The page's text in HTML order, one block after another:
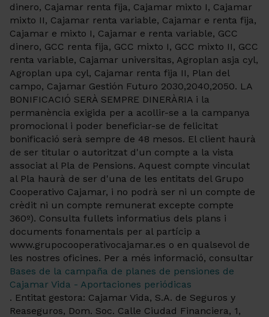
dinero, Cajamar renta fija, Cajamar mixto I, Cajamar
mixto II, Cajamar renta variable, Cajamar e renta fija,
Cajamar e mixto I, Cajamar e renta variable, GCC
dinero, GCC renta fija, GCC mixto I, GCC mixto II, GCC
renta variable, Cajamar universitas, Agroplan asja cyl,
Agroplan upa cyl, Cajamar renta fija II, Plan del
campo, Cajamar Gestión Futuro 2030,2040,2050. LA
BONIFICACIÓ SERÀ SEMPRE DINERÀRIA i la
permanència exigida per a acollir-se a la campanya
promocional i poder beneficiar-se de felicitat
bonificació serà sempre de 48 mesos. El client haurà
de ser titular o autoritzat d'un compte a la vista
associat al Pla de Pensions. Aquest compte vinculat
al Pla haurà de ser d'una de les entitats del Grupo
Cooperativo Cajamar, i no podrà ser ni un compte de
crèdit ni un compte remunerat excepte compte
360º). Consulta fullets informatius dels plans i
documents fonamentals per al partícip a
www.grupocooperativocajamar.es o en qualsevol de
les nostres oficines. Per a més informació, consultar
Bases de la campaña de planes de pensiones de
Cajamar Vida - Aportaciones periódicas
. Entitat gestora: Cajamar Vida, S.A. de Seguros y
Reaseguros, Dom. Soc. Calle Ciudad Financiera, 1,